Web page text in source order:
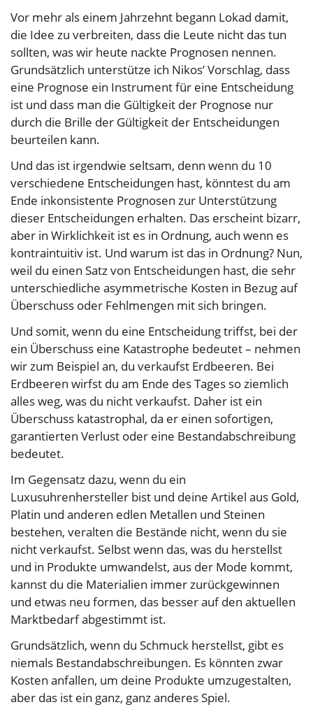
Vor mehr als einem Jahrzehnt begann Lokad damit,
die Idee zu verbreiten, dass die Leute nicht das tun
sollten, was wir heute nackte Prognosen nennen.
Grundsätzlich unterstütze ich Nikos’ Vorschlag, dass
eine Prognose ein Instrument für eine Entscheidung
ist und dass man die Gültigkeit der Prognose nur
durch die Brille der Gültigkeit der Entscheidungen
beurteilen kann.
Und das ist irgendwie seltsam, denn wenn du 10
verschiedene Entscheidungen hast, könntest du am
Ende inkonsistente Prognosen zur Unterstützung
dieser Entscheidungen erhalten. Das erscheint bizarr,
aber in Wirklichkeit ist es in Ordnung, auch wenn es
kontraintuitiv ist. Und warum ist das in Ordnung? Nun,
weil du einen Satz von Entscheidungen hast, die sehr
unterschiedliche asymmetrische Kosten in Bezug auf
Überschuss oder Fehlmengen mit sich bringen.
Und somit, wenn du eine Entscheidung triffst, bei der
ein Überschuss eine Katastrophe bedeutet – nehmen
wir zum Beispiel an, du verkaufst Erdbeeren. Bei
Erdbeeren wirfst du am Ende des Tages so ziemlich
alles weg, was du nicht verkaufst. Daher ist ein
Überschuss katastrophal, da er einen sofortigen,
garantierten Verlust oder eine Bestandabschreibung
bedeutet.
Im Gegensatz dazu, wenn du ein
Luxusuhrenhersteller bist und deine Artikel aus Gold,
Platin und anderen edlen Metallen und Steinen
bestehen, veralten die Bestände nicht, wenn du sie
nicht verkaufst. Selbst wenn das, was du herstellst
und in Produkte umwandelst, aus der Mode kommt,
kannst du die Materialien immer zurückgewinnen
und etwas neu formen, das besser auf den aktuellen
Marktbedarf abgestimmt ist.
Grundsätzlich, wenn du Schmuck herstellst, gibt es
niemals Bestandabschreibungen. Es könnten zwar
Kosten anfallen, um deine Produkte umzugestalten,
aber das ist ein ganz, ganz anderes Spiel.